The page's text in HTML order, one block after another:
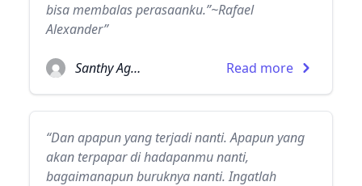
bisa membalas perasaanku.”~Rafael
Alexander”
Santhy Agatha Read more
“Dan apapun yang terjadi nanti. Apapun yang
akan terpapar di hadapanmu nanti,
bagaimanapun buruknya nanti. Ingatlah